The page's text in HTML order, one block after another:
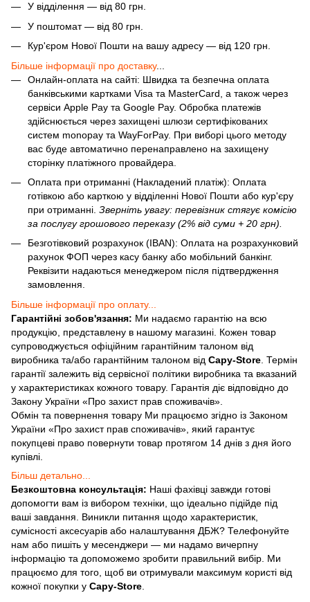
У відділення — від 80 грн.
У поштомат — від 80 грн.
Кур'єром Нової Пошти на вашу адресу — від 120 грн.
Більше інформації про доставку...
Онлайн-оплата на сайті: Швидка та безпечна оплата
банківськими картками Visa та MasterCard, а також через
сервіси Apple Pay та Google Pay. Обробка платежів
здійснюється через захищені шлюзи сертифікованих
систем monopay та WayForPay. При виборі цього методу
вас буде автоматично перенаправлено на захищену
сторінку платіжного провайдера.
Оплата при отриманні (Накладений платіж): Оплата
готівкою або карткою у відділенні Нової Пошти або кур'єру
при отриманні. Зверніть увагу: перевізник стягує комісію
за послугу грошового переказу (2% від суми + 20 грн).
Безготівковий розрахунок (IBAN): Оплата на розрахунковий
рахунок ФОП через касу банку або мобільний банкінг.
Реквізити надаються менеджером після підтвердження
замовлення.
Більше інформації про оплату...
Гарантійні зобов'язання: Ми надаємо гарантію на всю
продукцію, представлену в нашому магазині. Кожен товар
супроводжується офіційним гарантійним талоном від
виробника та/або гарантійним талоном від Capy-Store . Термін
гарантії залежить від сервісної політики виробника та вказаний
у характеристиках кожного товару. Гарантія діє відповідно до
Закону України «Про захист прав споживачів».
Обмін та повернення товару Ми працюємо згідно із Законом
України «Про захист прав споживачів», який гарантує
покупцеві право повернути товар протягом 14 днів з дня його
купівлі.
Більш детально...
Безкоштовна консультація: Наші фахівці завжди готові
допомогти вам із вибором техніки, що ідеально підійде під
ваші завдання. Виникли питання щодо характеристик,
сумісності аксесуарів або налаштування ДБЖ? Телефонуйте
нам або пишіть у месенджери — ми надамо вичерпну
інформацію та допоможемо зробити правильний вибір. Ми
працюємо для того, щоб ви отримували максимум користі від
кожної покупки у Capy-Store